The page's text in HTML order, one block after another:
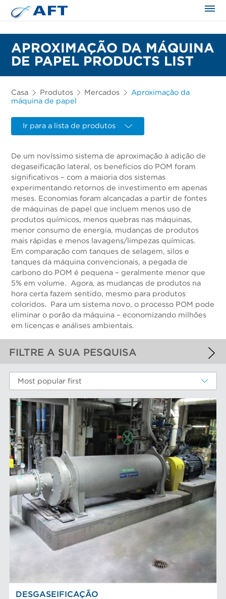
APROXIMAÇÃO DA MÁQUINA
DE PAPEL PRODUCTS LIST
Casa Produtos Mercados
Aproximação da
máquina de papel
Ir para a lista de produtos
De um novíssimo sistema de aproximação à adição de
degaseificação lateral, os benefícios do POM foram
significativos – com a maioria dos sistemas
experimentando retornos de investimento em apenas
meses. Economias foram alcançadas a partir de fontes
de máquinas de papel que incluem menos uso de
produtos químicos, menos quebras nas máquinas,
menor consumo de energia, mudanças de produtos
mais rápidas e menos lavagens/limpezas químicas.
Em comparação com tanques de selagem, silos e
tanques da máquina convencionais, a pegada de
carbono do POM é pequena – geralmente menor que
5% em volume. Agora, as mudanças de produtos na
hora certa fazem sentido, mesmo para produtos
coloridos. Para um sistema novo, o processo POM pode
eliminar o porão da máquina – economizando milhões
em licenças e análises ambientais.
FILTRE A SUA PESQUISA
FILTROS APLICADOS
Aproximação da máquina de papel
MAIS FILTROS
COMPONENTS DE DESGASTE DE
DESEMPENHO
Cestos peneira
Discos e insertos do refinador
Elementos do filtro
Placas depuradoras
Rotores de depurador
MARCAS AFT
Depuradores Max
Refinação Finebar
Sistemas de aproximação POM
Tecnologia Aikawa
MERCADOS
Aproximação da máquina de papel
Cilindros e placas industriais
Depuração e separação de alimentos
Fibras químicas
Fibras recicladas
Pasta Mecanica
Refinação de fibras
EQUIPAMENTO
Peneiras
Preparação do material
Sistema de aproximação
SOLUÇÕES PARA PARTE ÚMIDA
Most popular first
DESGASEIFICAÇÃO